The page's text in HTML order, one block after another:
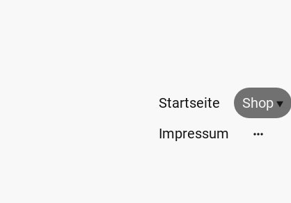
Startseite Shop
Impressum